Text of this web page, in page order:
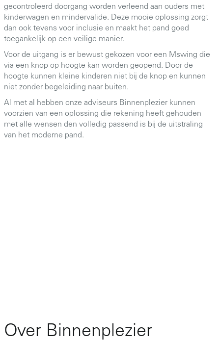
gecontroleerd doorgang worden verleend aan ouders met
kinderwagen en mindervalide. Deze mooie oplossing zorgt
dan ook tevens voor inclusie en maakt het pand goed
toegankelijk op een veilige manier.
Voor de uitgang is er bewust gekozen voor een Mswing die
via een knop op hoogte kan worden geopend. Door de
hoogte kunnen kleine kinderen niet bij de knop en kunnen
niet zonder begeleiding naar buiten.
Al met al hebben onze adviseurs Binnenplezier kunnen
voorzien van een oplossing die rekening heeft gehouden
met alle wensen den volledig passend is bij de uitstraling
van het moderne pand.
Over Binnenplezier